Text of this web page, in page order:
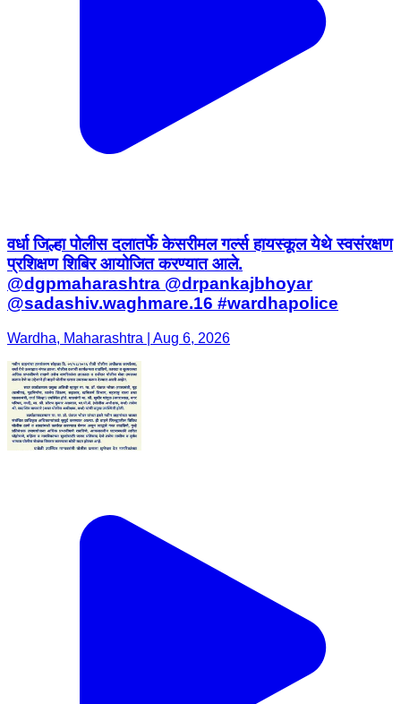
वर्धा जिल्हा पोलीस दलातर्फे केसरीमल गर्ल्स हायस्कूल येथे स्वसंरक्षण
प्रशिक्षण शिबिर आयोजित करण्यात आले.
@dgpmaharashtra @drpankajbhoyar
@sadashiv.waghmare.16 #wardhapolice
Wardha, Maharashtra | Aug 6, 2026